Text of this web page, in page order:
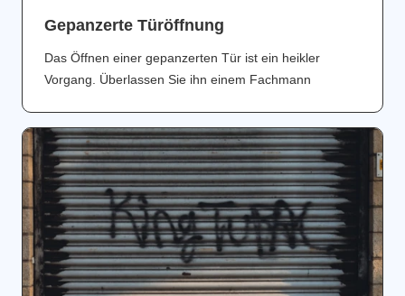
Gepanzerte Türöffnung
Das Öffnen einer gepanzerten Tür ist ein heikler
Vorgang. Überlassen Sie ihn einem Fachmann